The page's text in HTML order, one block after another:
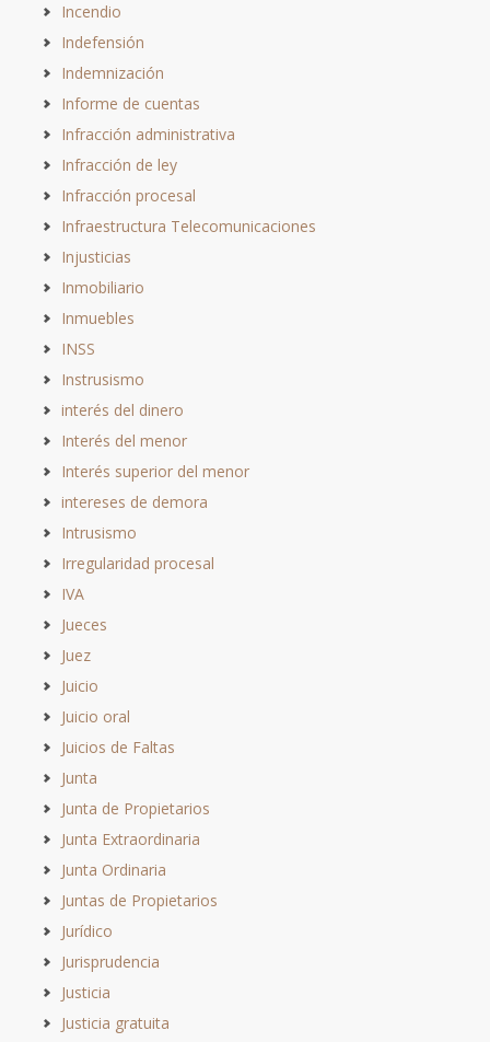
Incendio
Indefensión
Indemnización
Informe de cuentas
Infracción administrativa
Infracción de ley
Infracción procesal
Infraestructura Telecomunicaciones
Injusticias
Inmobiliario
Inmuebles
INSS
Instrusismo
interés del dinero
Interés del menor
Interés superior del menor
intereses de demora
Intrusismo
Irregularidad procesal
IVA
Jueces
Juez
Juicio
Juicio oral
Juicios de Faltas
Junta
Junta de Propietarios
Junta Extraordinaria
Junta Ordinaria
Juntas de Propietarios
Jurídico
Jurisprudencia
Justicia
Justicia gratuita